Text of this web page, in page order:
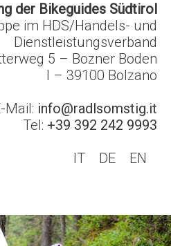
der Bikeguides Südtirol
im HDS/Handels- und
Dienstleistungsverband
5 – Bozner Boden
I – 39100 Bolzano
Mail: info@radlsomstig.it
Tel: +39 392 242 9993
IT
DE EN